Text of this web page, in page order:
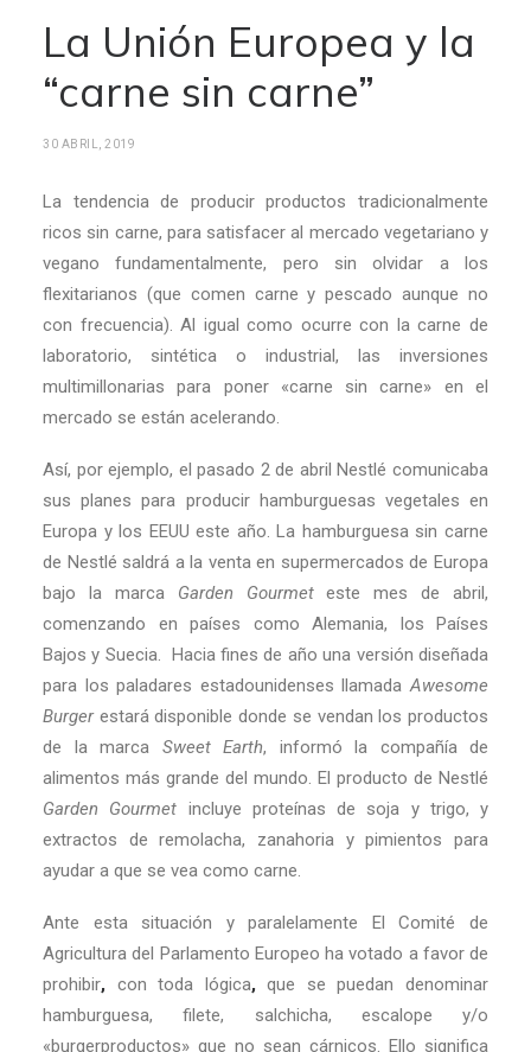
La Unión Europea y la
“carne sin carne”
30 ABRIL, 2019
La tendencia de producir productos tradicionalmente
ricos sin carne, para satisfacer al mercado vegetariano y
vegano fundamentalmente, pero sin olvidar a los
flexitarianos (que comen carne y pescado aunque no
con frecuencia). Al igual como ocurre con la carne de
laboratorio, sintética o industrial, las inversiones
multimillonarias para poner «carne sin carne» en el
mercado se están acelerando.
Así, por ejemplo, el pasado 2 de abril Nestlé comunicaba
sus planes para producir hamburguesas vegetales en
Europa y los EEUU este año. La hamburguesa sin carne
de Nestlé saldrá a la venta en supermercados de Europa
bajo la marca Garden Gourmeteste mes de abril,
comenzando en países como Alemania, los Países
Bajos y Suecia. Hacia fines de año una versión diseñada
para los paladares estadounidenses llamadaAwesome
Burgerestará disponible donde se vendan los productos
de la marca Sweet Earth, informó la compañía de
alimentos más grande del mundo. El producto de Nestlé
Garden Gourmet incluye proteínas de soja y trigo, y
extractos de remolacha, zanahoria y pimientos para
ayudar a que se vea como carne.
Ante esta situación y paralelamente El Comité de
Agricultura del Parlamento Europeo ha votado a favor de
prohibir, con toda lógica,que se puedan denominar
hamburguesa, filete, salchicha, escalope y/o
«burgerproductos» que no sean cárnicos. Ello significa